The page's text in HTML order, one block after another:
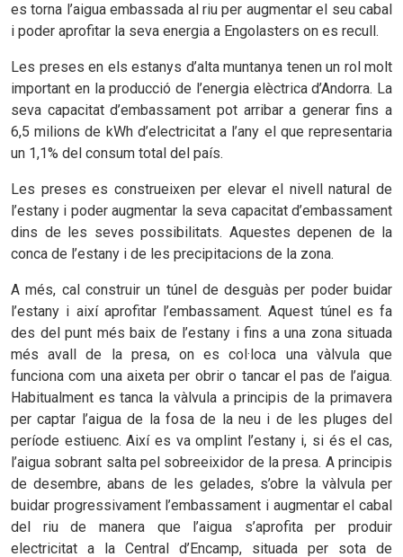
es torna l’aigua embassada al riu per augmentar el seu cabal
i poder aprofitar la seva energia a Engolasters on es recull.
Les preses en els estanys d’alta muntanya tenen un rol molt
important en la producció de l’energia elèctrica d’Andorra. La
seva capacitat d’embassament pot arribar a generar fins a
6,5 milions de kWh d’electricitat a l’any el que representaria
un 1,1% del consum total del país.
Les preses es construeixen per elevar el nivell natural de
l’estany i poder augmentar la seva capacitat d’embassament
dins de les seves possibilitats. Aquestes depenen de la
conca de l’estany i de les precipitacions de la zona.
A més, cal construir un túnel de desguàs per poder buidar
l’estany i així aprofitar l’embassament. Aquest túnel es fa
des del punt més baix de l’estany i fins a una zona situada
més avall de la presa, on es col·loca una vàlvula que
funciona com una aixeta per obrir o tancar el pas de l’aigua.
Habitualment es tanca la vàlvula a principis de la primavera
per captar l’aigua de la fosa de la neu i de les pluges del
període estiuenc. Així es va omplint l’estany i, si és el cas,
l’aigua sobrant salta pel sobreeixidor de la presa. A principis
de desembre, abans de les gelades, s’obre la vàlvula per
buidar progressivament l’embassament i augmentar el cabal
del riu de manera que l’aigua s’aprofita per produir
electricitat a la Central d’Encamp, situada per sota de